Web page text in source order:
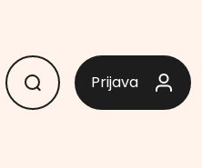
Prijava